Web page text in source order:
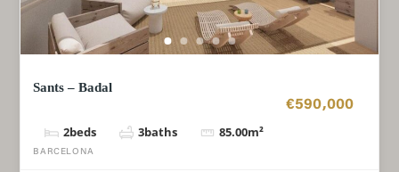
Sants – Badal
€590,000
2beds 3baths 85.00m²
BARCELONA